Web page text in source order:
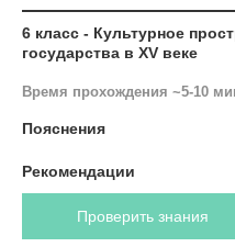
6 класс - Культурное
государства в XV веке
Время прохождения ~5-10
Пояснения
Рекомендации
Проверить знания